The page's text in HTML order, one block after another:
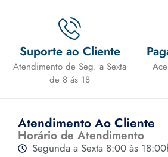
Suporte ao Cliente
Atendimento de Seg. a Sexta
de 8 ás 18
Atendimento Ao Cliente
Horário de Atendimento
Segunda a Sexta 8:00 às